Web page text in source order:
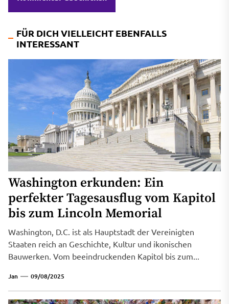
FÜR DICH VIELLEICHT EBENFALLS
INTERESSANT
Washington erkunden: Ein
perfekter Tagesausflug vom Kapitol
bis zum Lincoln Memorial
Washington, D.C. ist als Hauptstadt der Vereinigten
Staaten reich an Geschichte, Kultur und ikonischen
Bauwerken. Vom beeindruckenden Kapitol bis zum...
Jan 09/08/2025